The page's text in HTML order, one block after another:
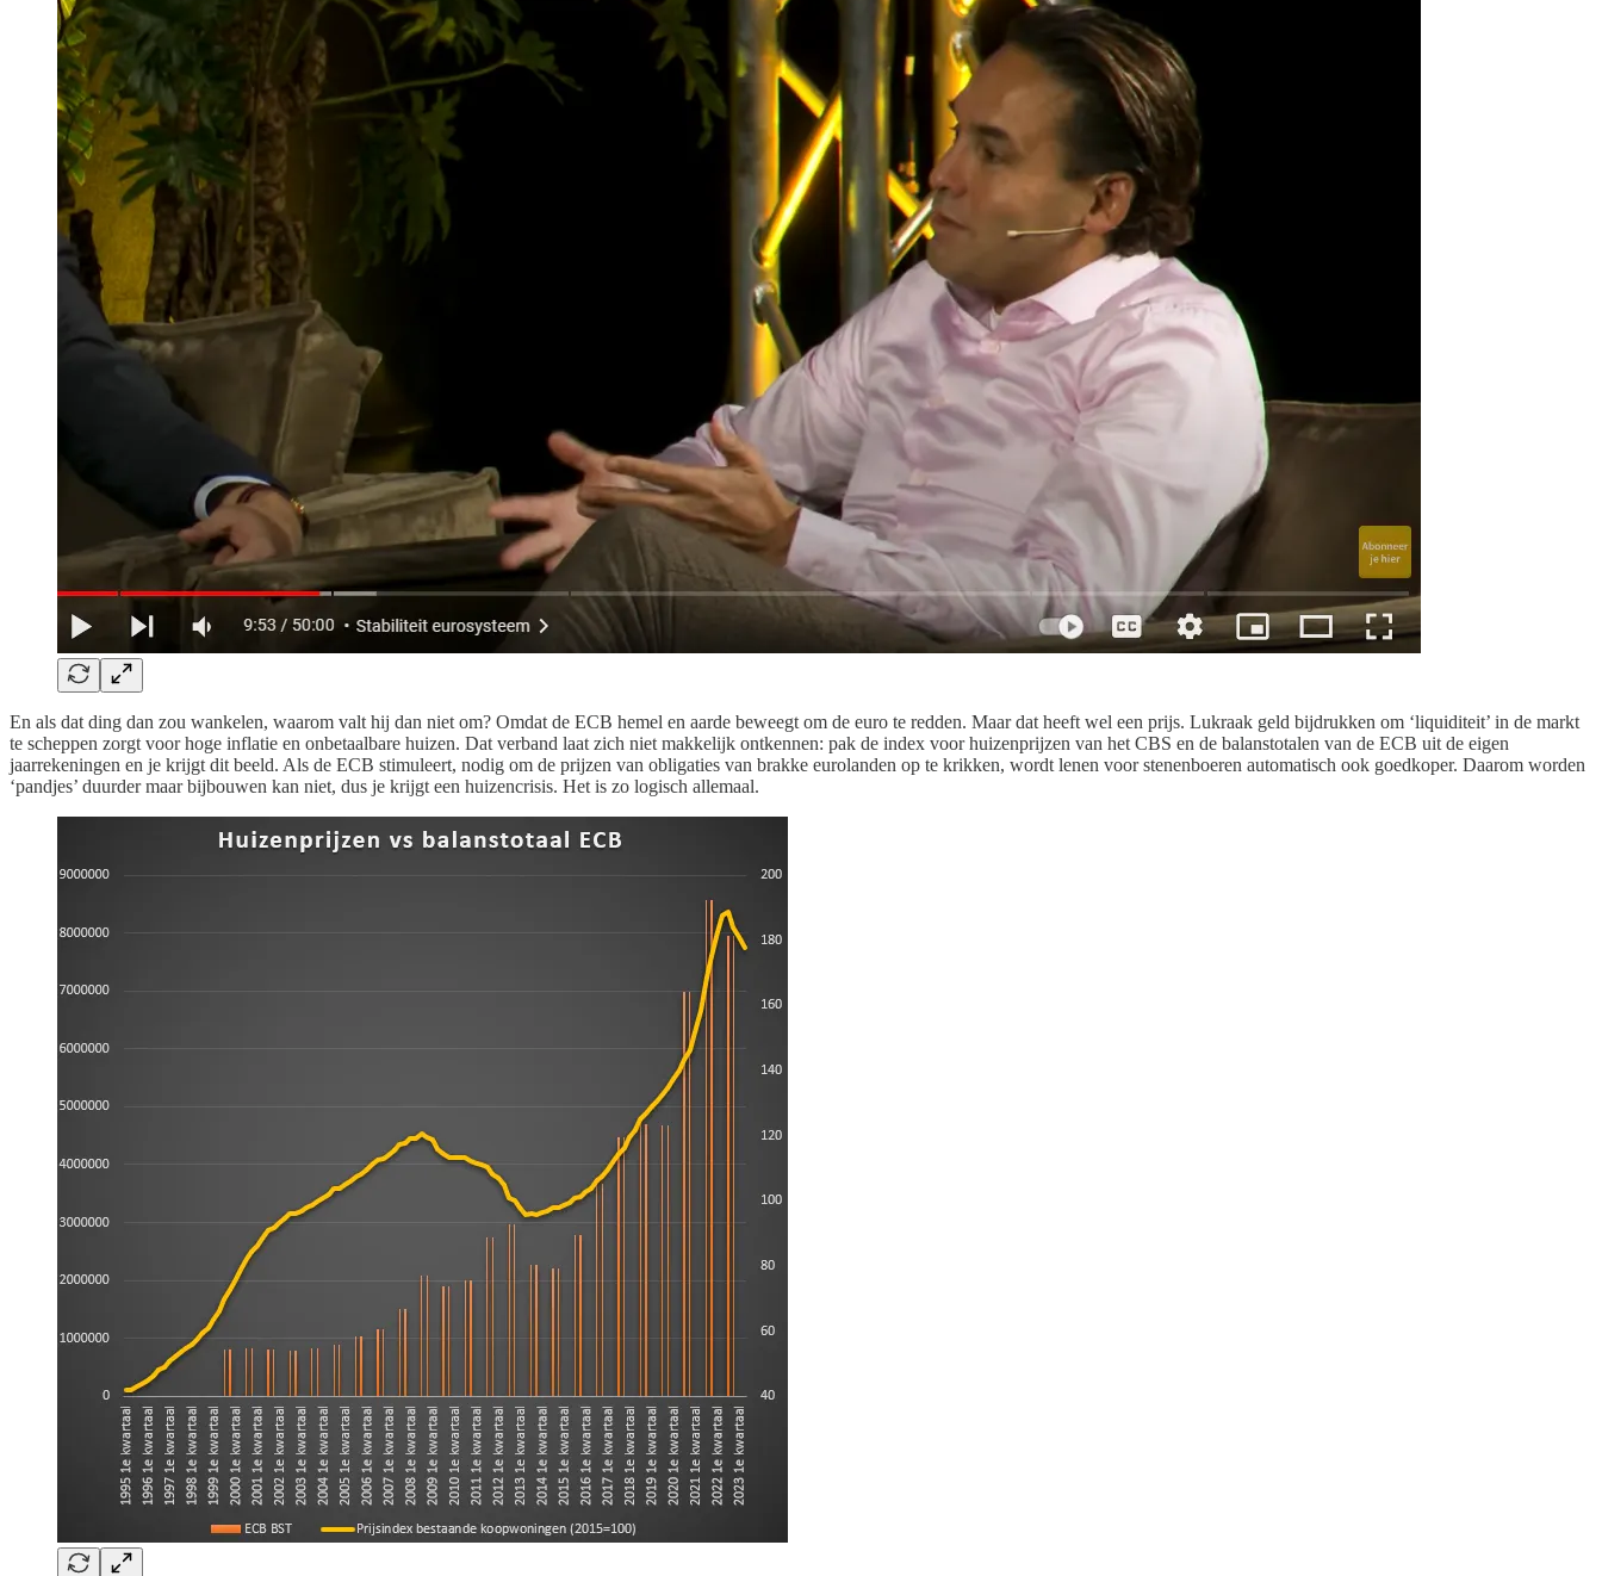
En als dat ding dan zou wankelen, waarom valt hij dan niet om? Omdat de ECB hemel en aarde beweegt om de euro te redden. Maar dat heeft wel een prijs. Lukraak geld bijdrukken om ‘liquiditeit’ in de markt
te scheppen zorgt voor hoge inflatie en onbetaalbare huizen. Dat verband laat zich niet makkelijk ontkennen: pak de index voor huizenprijzen van het CBS en de balanstotalen van de ECB uit de eigen
jaarrekeningen en je krijgt dit beeld. Als de ECB stimuleert, nodig om de prijzen van obligaties van brakke eurolanden op te krikken, wordt lenen voor stenenboeren automatisch ook goedkoper. Daarom worden
‘pandjes’ duurder maar bijbouwen kan niet, dus je krijgt een huizencrisis. Het is zo logisch allemaal.